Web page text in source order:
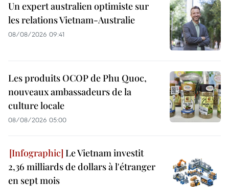
Un expert australien optimiste sur
les relations Vietnam-Australie
08/08/2026 09:41
Les produits OCOP de Phu Quoc,
nouveaux ambassadeurs de la
culture locale
08/08/2026 05:00
Le Vietnam investit
2,36 milliards de dollars à l'étranger
en sept mois